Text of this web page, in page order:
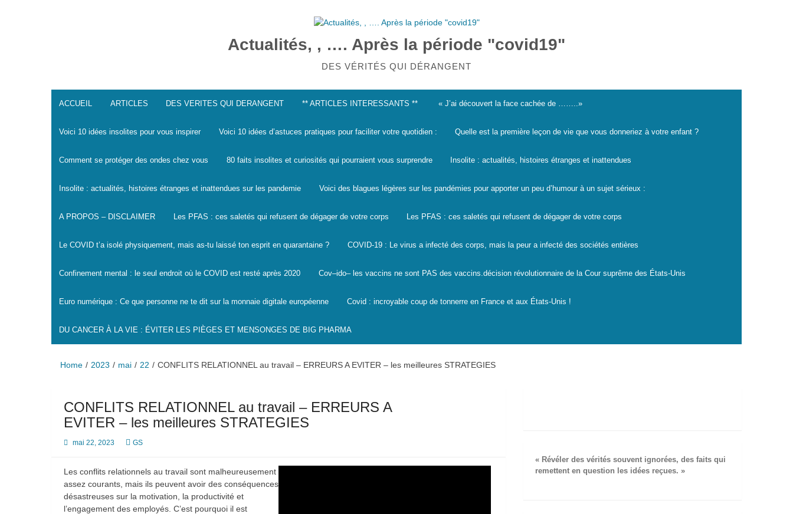
Actualités, , …. Après la période "covid19"
DES VÉRITÉS QUI DÉRANGENT
ACCUEIL ARTICLES DES VERITES QUI DERANGENT ** ARTICLES INTERESSANTS ** « J’ai découvert la face cachée de ……..»
Voici 10 idées insolites pour vous inspirer Voici 10 idées d’astuces pratiques pour faciliter votre quotidien : Quelle est la première leçon de vie que vous donneriez à votre enfant ?
Comment se protéger des ondes chez vous 80 faits insolites et curiosités qui pourraient vous surprendre Insolite : actualités, histoires étranges et inattendues
Insolite : actualités, histoires étranges et inattendues sur les pandemie Voici des blagues légères sur les pandémies pour apporter un peu d’humour à un sujet sérieux :
A PROPOS – DISCLAIMER Les PFAS : ces saletés qui refusent de dégager de votre corps Les PFAS : ces saletés qui refusent de dégager de votre corps
Le COVID t’a isolé physiquement, mais as-tu laissé ton esprit en quarantaine ? COVID-19 : Le virus a infecté des corps, mais la peur a infecté des sociétés entières
Confinement mental : le seul endroit où le COVID est resté après 2020 Cov–ido– les vaccins ne sont PAS des vaccins.décision révolutionnaire de la Cour suprême des États-Unis
Euro numérique : Ce que personne ne te dit sur la monnaie digitale européenne Covid : incroyable coup de tonnerre en France et aux États-Unis !
DU CANCER À LA VIE : ÉVITER LES PIÈGES ET MENSONGES DE BIG PHARMA
Home 2023 mai 22 CONFLITS RELATIONNEL au travail – ERREURS A EVITER – les meilleures STRATEGIES
CONFLITS RELATIONNEL au travail – ERREURS A
EVITER – les meilleures STRATEGIES
mai 22, 2023 GS
Les conflits relationnels au travail sont malheureusement
assez courants, mais ils peuvent avoir des conséquences
désastreuses sur la motivation, la productivité et
l’engagement des employés. C’est pourquoi il est
« Révéler des vérités souvent ignorées, des faits qui
remettent en question les idées reçues. »